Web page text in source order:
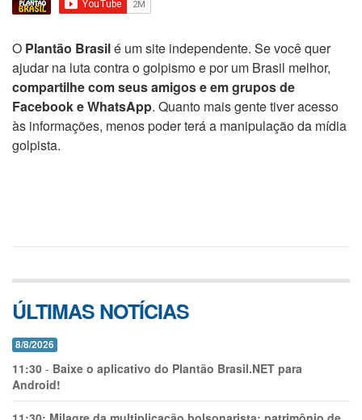
O Plantão Brasilé um site independente. Se você quer
ajudar na luta contra o golpismo e por um Brasil melhor,
compartilhe com seus amigos e em grupos de
Facebook e WhatsApp. Quanto mais gente tiver acesso
às informações, menos poder terá a manipulação da mídia
golpista.
ÚLTIMAS NOTÍCIAS
8/8/2026
11:30 - Baixe o aplicativo do Plantão Brasil.NET para
Android!